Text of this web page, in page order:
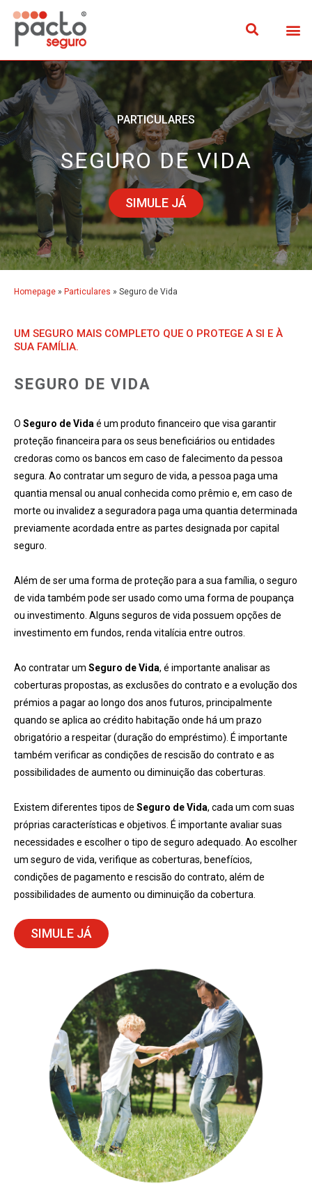
PARTICULARES
SEGURO DE VIDA
SIMULE JÁ
Homepage » Particulares » Seguro de Vida
UM SEGURO MAIS COMPLETO QUE O PROTEGE A SI E À
SUA FAMÍLIA.
SEGURO DE VIDA
O Seguro de Vida é um produto financeiro que visa garantir
proteção financeira para os seus beneficiários ou entidades
credoras como os bancos em caso de falecimento da pessoa
segura. Ao contratar um seguro de vida, a pessoa paga uma
quantia mensal ou anual conhecida como prêmio e, em caso de
morte ou invalidez a seguradora paga uma quantia determinada
previamente acordada entre as partes designada por capital
seguro.
Além de ser uma forma de proteção para a sua família, o seguro
de vida também pode ser usado como uma forma de poupança
ou investimento. Alguns seguros de vida possuem opções de
investimento em fundos, renda vitalícia entre outros.
Ao contratar um Seguro de Vida, é importante analisar as
coberturas propostas, as exclusões do contrato e a evolução dos
prémios a pagar ao longo dos anos futuros, principalmente
quando se aplica ao crédito habitação onde há um prazo
obrigatório a respeitar (duração do empréstimo). É importante
também verificar as condições de rescisão do contrato e as
possibilidades de aumento ou diminuição das coberturas.
Existem diferentes tipos de Seguro de Vida, cada um com suas
próprias características e objetivos. É importante avaliar suas
necessidades e escolher o tipo de seguro adequado. Ao escolher
um seguro de vida, verifique as coberturas, benefícios,
condições de pagamento e rescisão do contrato, além de
possibilidades de aumento ou diminuição da cobertura.
SIMULE JÁ